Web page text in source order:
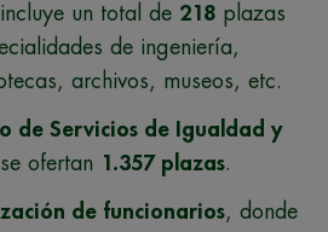
un total de 218 plazas
de ingeniería,
archivos, museos, etc.
de Servicios de Igualdad y
ofertan 1.357 plazas.
de funcionarios, donde